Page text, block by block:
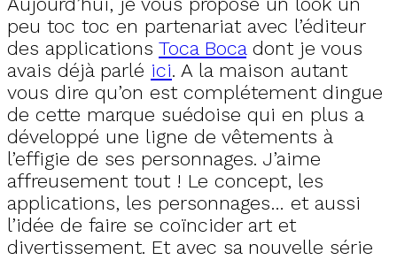
peu toc toc en partenariat avec l’éditeur
des applications Toca Bocadont je vous
avais déjà parlé ici. A la maison autant
vous dire qu’on est complétement dingue
de cette marque suédoise qui en plus a
développé une ligne de vêtements à
l’effigie de ses personnages. J’aime
affreusement tout ! Le concept, les
applications, les personnages… et aussi
l’idée de faire se coïncider art et
divertissement. Et avec sa nouvelle série